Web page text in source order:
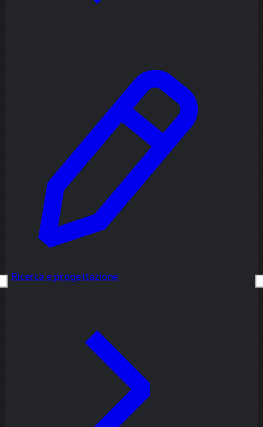
Ricerca e progettazione